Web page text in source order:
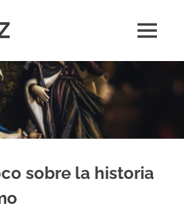
MENÚ
sobre la historia